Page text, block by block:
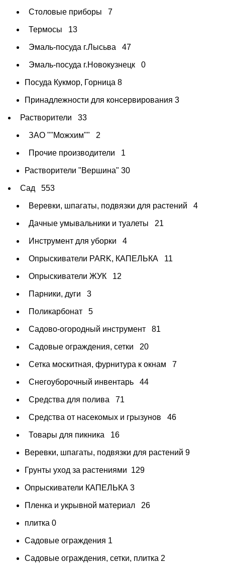
Столовые приборы 7
Термосы 13
Эмаль-посуда г.Лысьва 47
Эмаль-посуда г.Новокузнецк 0
Посуда Кукмор, Горница 8
Принадлежности для консервирования 3
Растворители 33
ЗАО ""Можхим"" 2
Прочие производители 1
Растворители "Вершина" 30
Сад 553
Веревки, шпагаты, подвязки для растений 4
Дачные умывальники и туалеты 21
Инструмент для уборки 4
Опрыскиватели PARK, КАПЕЛЬКА 11
Опрыскиватели ЖУК 12
Парники, дуги 3
Поликарбонат 5
Садово-огородный инструмент 81
Садовые ограждения, сетки 20
Сетка москитная, фурнитура к окнам 7
Снегоуборочный инвентарь 44
Средства для полива 71
Средства от насекомых и грызунов 46
Товары для пикника 16
Веревки, шпагаты, подвязки для растений 9
Грунты уход за растениями 129
Опрыскиватели КАПЕЛЬКА 3
Пленка и укрывной материал 26
плитка 0
Садовые ограждения 1
Садовые ограждения, сетки, плитка 2